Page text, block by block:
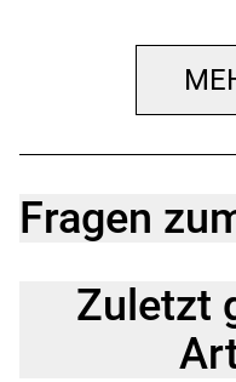
Fragen
Zuletzt